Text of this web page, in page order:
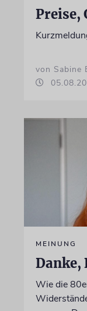
Preise,
von Sabine
MEINUNG
Danke,
Wie die